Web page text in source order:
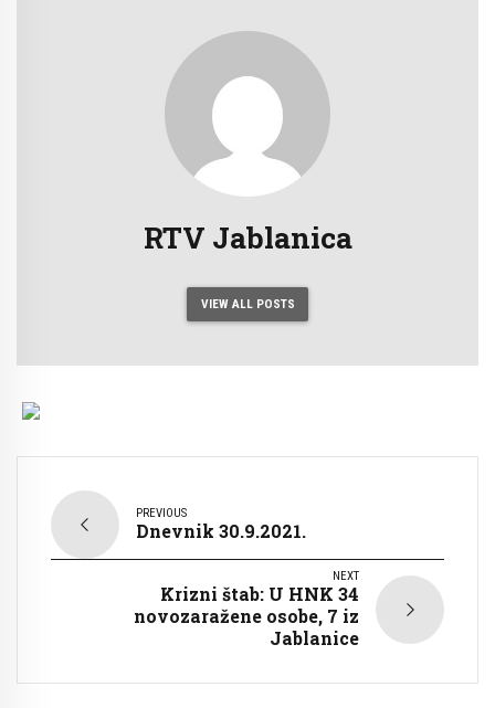
RTV Jablanica
VIEW ALL POSTS
PREVIOUS
Dnevnik 30.9.2021.
NEXT
Krizni štab: U HNK 34
novozaražene osobe, 7 iz
Jablanice